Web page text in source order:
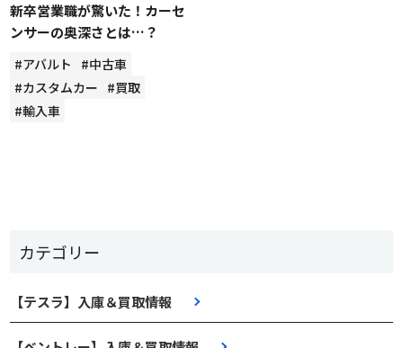
カテゴリー
【テスラ】入庫＆買取情報
新卒営業職が驚いた！カーセ
ンサーの奥深さとは…？
#アバルト
#中古車
#カスタムカー #買取
#輸入車